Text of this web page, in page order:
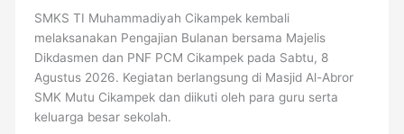
SMKS TI Muhammadiyah Cikampek kembali
melaksanakan Pengajian Bulanan bersama Majelis
Dikdasmen dan PNF PCM Cikampek pada Sabtu, 8
Agustus 2026. Kegiatan berlangsung di Masjid Al-Abror
SMK Mutu Cikampek dan diikuti oleh para guru serta
keluarga besar sekolah.
Bersama
Dikdasmen
PCM
Cikampek
Bahas
Penguatan